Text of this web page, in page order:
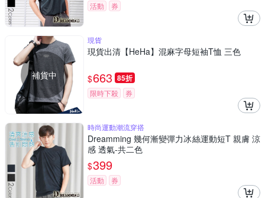
活動 券
補貨中
現貨
現貨出清【HeHa】混麻字母短袖T恤 三色
$663 85折
限時下殺 券
時尚運動潮流穿搭
Dreamming 幾何漸變彈力冰絲運動短T 親膚 涼
感 透氣-共二色
$399
活動 券